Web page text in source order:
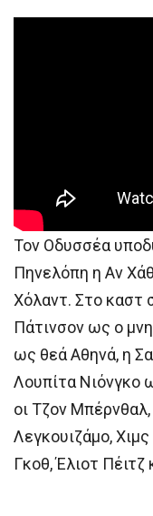
Τον Οδυσσέα
Πηνελόπη η Αν
Χόλαντ. Στο καστ
Πάτινσον ως ο
ως θεά Αθηνά, η
Λουπίτα Νιόνγκο
οι Τζον
Λεγκουιζάμο,
Γκοθ, Έλιοτ Πέιτζ